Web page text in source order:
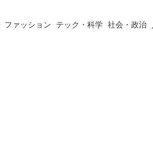
ファッション テック・科学 社会・政治